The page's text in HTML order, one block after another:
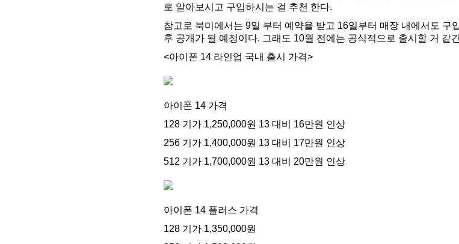
로 알아보시고 구입하시는 걸 추천 한다.
참고로 북미에서는 9일 부터 예약을 받고 16일부터 매장 내에서도 구
후 공개가 될 예정이다. 그래도 10월 전에는 공식적으로 출시할 거 같
<아이폰 14 라인업 국내 출시 가격>
아이폰 14 가격
128 기가 1,250,000원 13 대비 16만원 인상
256 기가 1,400,000원 13 대비 17만원 인상
512 기가 1,700,000원 13 대비 20만원 인상
아이폰 14 플러스 가격
128 기가 1,350,000원